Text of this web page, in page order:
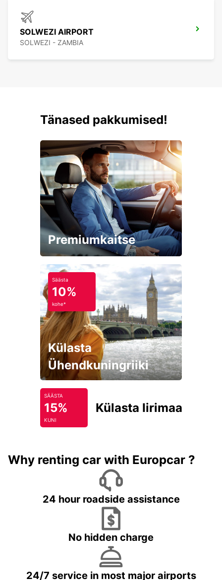
SOLWEZI AIRPORT
SOLWEZI - ZAMBIA
Tänased pakkumised!
Premiumkaitse
Säästa
10%
kohe*
Külasta
Ühendkuningriiki
SÄÄSTA
15%
KUNI
Külasta Iirimaad
Why renting car with Europcar ?
24 hour roadside assistance
No hidden charge
24/7 service in most major airports